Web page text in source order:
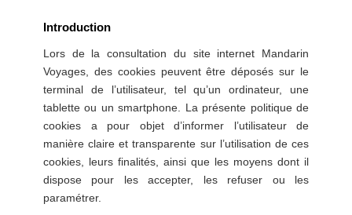
Introduction
Lors de la consultation du site internet Mandarin
Voyages, des cookies peuvent être déposés sur le
terminal de l’utilisateur, tel qu’un ordinateur, une
tablette ou un smartphone. La présente politique de
cookies a pour objet d’informer l’utilisateur de
manière claire et transparente sur l’utilisation de ces
cookies, leurs finalités, ainsi que les moyens dont il
dispose pour les accepter, les refuser ou les
paramétrer.